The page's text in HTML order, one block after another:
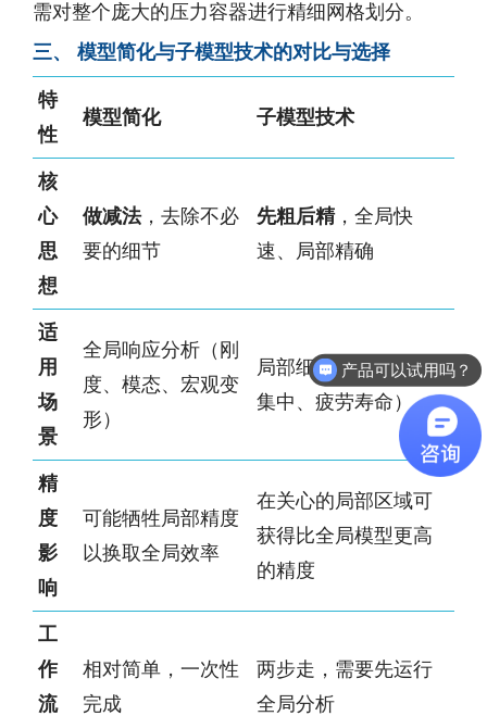
需对整个庞大的压力容器进行精细网格划分。
三、 模型简化与子模型技术的对比与选择
特
性
模型简化 子模型技术
核
心
思
想
做减法，去除不必
要的细节
先粗后精，全局快
速、局部精确
适
用
场
景
全局响应分析（刚
度、模态、宏观变
形）
局部细节分析（应力
集中、疲劳寿命）
精
度
影
响
可能牺牲局部精度
以换取全局效率
在关心的局部区域可
获得比全局模型更高
的精度
工
作
流
相对简单，一次性
完成
两步走，需要先运行
全局分析
产品可以试用吗？